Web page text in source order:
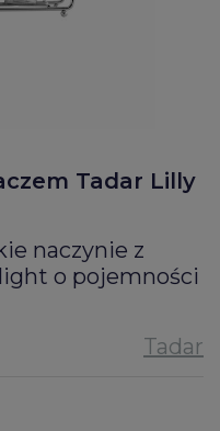
Tadar Lilly
naczynie z
o pojemności